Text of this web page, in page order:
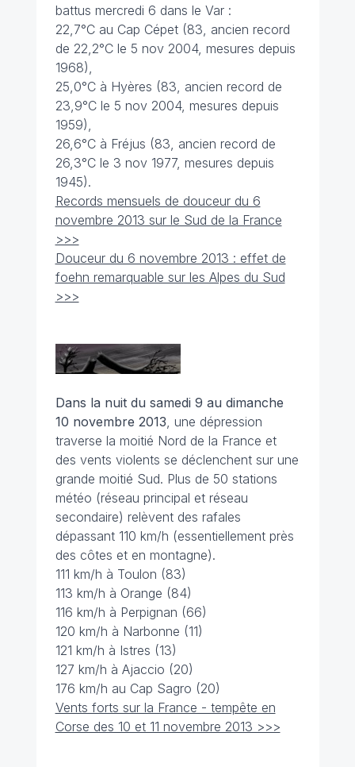
battus mercredi 6 dans le Var :
22,7°C au Cap Cépet (83, ancien record
de 22,2°C le 5 nov 2004, mesures depuis
1968),
25,0°C à Hyères (83, ancien record de
23,9°C le 5 nov 2004, mesures depuis
1959),
26,6°C à Fréjus (83, ancien record de
26,3°C le 3 nov 1977, mesures depuis
1945).
Records mensuels de douceur du 6
novembre 2013 sur le Sud de la France
>>>
Douceur du 6 novembre 2013 : effet de
foehn remarquable sur les Alpes du Sud
>>>
Dans la nuit du samedi 9 au dimanche
10 novembre 2013, une dépression
traverse la moitié Nord de la France et
des vents violents se déclenchent sur une
grande moitié Sud. Plus de 50 stations
météo (réseau principal et réseau
secondaire) relèvent des rafales
dépassant 110 km/h (essentiellement près
des côtes et en montagne).
111 km/h à Toulon (83)
113 km/h à Orange (84)
116 km/h à Perpignan (66)
120 km/h à Narbonne (11)
121 km/h à Istres (13)
127 km/h à Ajaccio (20)
176 km/h au Cap Sagro (20)
Vents forts sur la France - tempête en
Corse des 10 et 11 novembre 2013 >>>